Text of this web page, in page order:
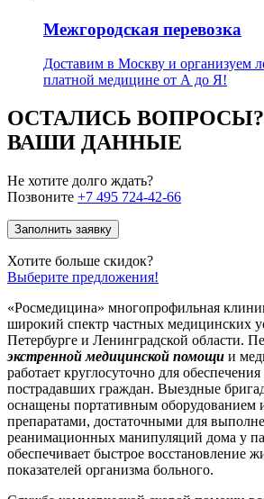
Межгородская перевозка
Доставим в Москву и организуем
платной медицине от А до Я!
ОСТАЛИСЬ
ВАШИ ДАННЫЕ
Не хотите долго ждать?
Позвоните +7 495 724-42-66
Заполнить заявку
Хотите больше скидок?
Выберите предложения!
«Росмедицина» многопрофильная
широкий спектр частных медицинских
Петербурге и Ленинградской области.
экстренной медицинской помощи и
работает круглосуточно для обеспечения
пострадавших граждан. Выездные
оснащены портативным оборудованием
препаратами, достаточными для
реанимационных манипуляций дома у
обеспечивает быстрое восстановление
показателей организма больного.